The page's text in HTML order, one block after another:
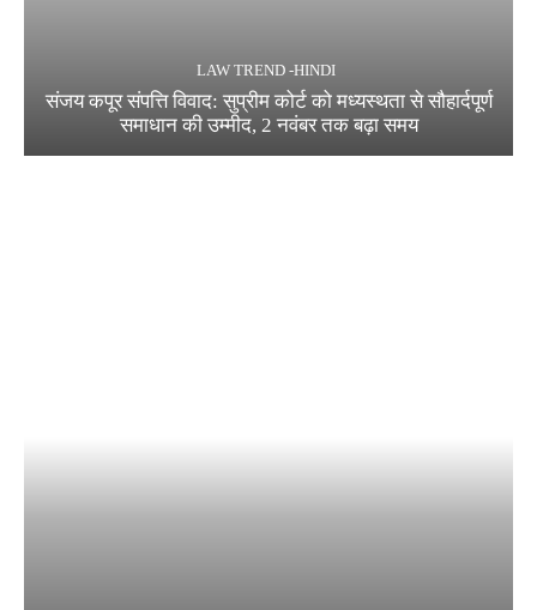
LAW TREND -HINDI
संजय कपूर संपत्ति विवाद: सुप्रीम कोर्ट को मध्यस्थता से सौहार्दपूर्ण
समाधान की उम्मीद, 2 नवंबर तक बढ़ा समय